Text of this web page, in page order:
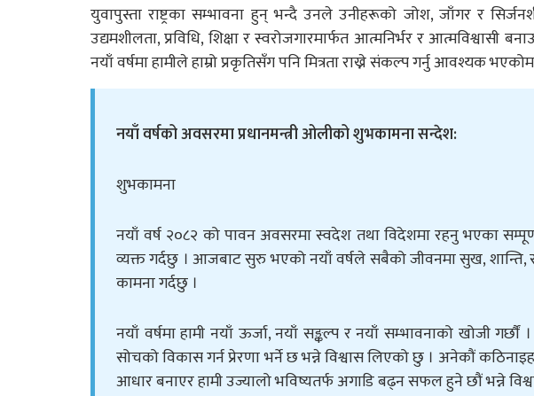
युवापुस्ता राष्ट्रका सम्भावना हुन् भन्दै उनले उनीहरूको जोश, जाँगर र
उद्यमशीलता, प्रविधि, शिक्षा र स्वरोजगारमार्फत आत्मनिर्भर र
नयाँ वर्षमा हामीले हाम्रो प्रकृतिसँग पनि मित्रता राख्ने संकल्प गर्नु आवश्यक
नयाँ वर्षको अवसरमा प्रधानमन्त्री ओलीको शुभकामना सन्देश:
शुभकामना
नयाँ वर्ष २०८२ को पावन अवसरमा स्वदेश तथा विदेशमा रहनु भएका
व्यक्त गर्दछु । आजबाट सुरु भएको नयाँ वर्षले सबैको जीवनमा सुख, शान्ति,
कामना गर्दछु ।
नयाँ वर्षमा हामी नयाँ ऊर्जा, नयाँ सङ्कल्प र नयाँ सम्भावनाको खोजी
सोचको विकास गर्न प्रेरणा भर्ने छ भन्ने विश्वास लिएको छु । अनेकौं
आधार बनाएर हामी उज्यालो भविष्यतर्फ अगाडि बढ्न सफल हुने छौं भन्ने